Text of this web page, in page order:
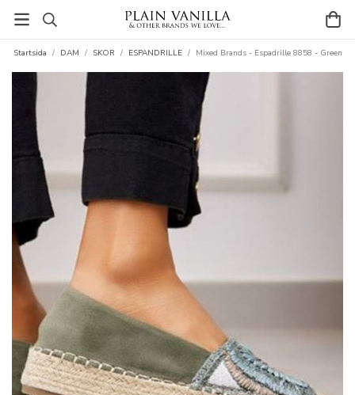
Startsida / DAM / SKOR / ESPANDRILLE / Mixed Brands - Espadrille 8858 - Green